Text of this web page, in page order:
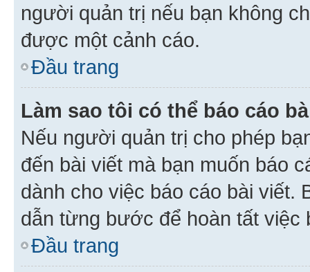
người quản trị nếu bạn không
được một cảnh cáo.
Đầu trang
Làm sao tôi có thể báo cáo
Nếu người quản trị cho phép
đến bài viết mà bạn muốn báo
dành cho việc báo cáo bài viết.
dẫn từng bước để hoàn tất việc
Đầu trang